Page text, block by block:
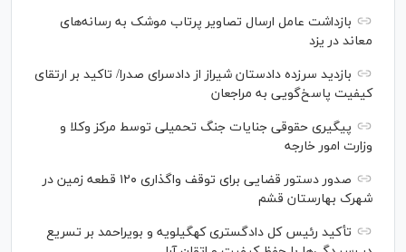
بازداشت عامل ارسال تصاویر پرتاب موشک به رسانه‌های
معاند در یزد
بازدید سرزده دادستان شیراز از دادسرای صدرا/ تاکید بر ارتقای
کیفیت پاسخ‌گویی به مراجعان
پیگیری حقوقی جنایات جنگ تحمیلی توسط مرکز وکلا و
وزارت امور خارجه
صدور دستور قضایی برای توقف واگذاری ۱۲۰ قطعه زمین در
شهرک بهارستان قشم
تأکید رئیس کل دادگستری کهگیلویه و بویراحمد بر تسریع